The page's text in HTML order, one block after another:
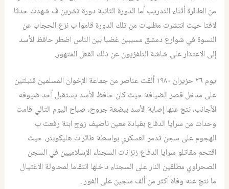
من الطائرة أثناء التدريب أما الدورة الثانية دورة تشرين ف شهدت حدثا
لافتا حيث انتشرت مظليات من تلك الدورة قاموا ب نزع الحجاب عن
النسوة في شوارع دمشق مسبببن غضبا بين الناس اضطر حافظ الأسد
إلى الاعتذار على شاشة التلفزيون عن ذلك الفعل المتهور.
يوم ٢٦ حزيران ١٩٨٠ ألقت عناصر من جماعة الإخوان المسلمين قنبلتين
على مدخل قصر الضيافة حيث كان حافظ الأسد يستقبل أحد ضيوفه
الأجانب، نتج عنها إصابة الأسد ببضعة جروح، صباح اليوم التالي قامت
وحدات من سرايا الدفاع بقيادة معين ناصيف زوج ابنة رفعت ب
الهجوم على سجن تدمر العسكري بواسطة طائرات هليكوبتر، حيث
اقتحم مقاتلو سرايا الدفاع زنزانات السجناء الإسلاميين في السجن
الصحراوي مطلقين النار على السجناء داخلها انتقاما لمحاولة الاغتيال
ما نتج عنه وفاة أكثر من ألف سجين على الفور .